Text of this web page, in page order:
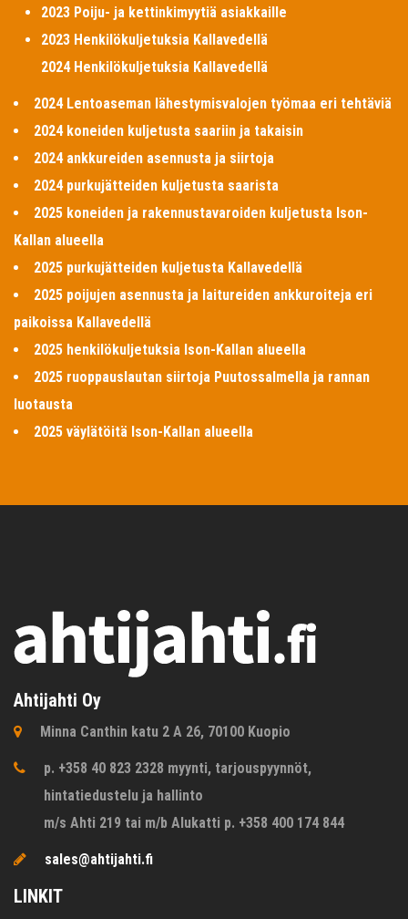
2023 Poiju- ja kettinkimyytiä asiakkaille
2023 Henkilökuljetuksia Kallavedellä
2024 Henkilökuljetuksia Kallavedellä
2024 Lentoaseman lähestymisvalojen työmaa eri tehtäviä
2024 koneiden kuljetusta saariin ja takaisin
2024 ankkureiden asennusta ja siirtoja
2024 purkujätteiden kuljetusta saarista
2025 koneiden ja rakennustavaroiden kuljetusta Ison-
Kallan alueella
2025 purkujätteiden kuljetusta Kallavedellä
2025 poijujen asennusta ja laitureiden ankkuroiteja eri
paikoissa Kallavedellä
2025 henkilökuljetuksia Ison-Kallan alueella
2025 ruoppauslautan siirtoja Puutossalmella ja rannan
luotausta
2025 väylätöitä Ison-Kallan alueella
Ahtijahti Oy
Minna Canthin katu 2 A 26, 70100 Kuopio
p. +358 40 823 2328 myynti, tarjouspyynnöt,
hintatiedustelu ja hallinto
m/s Ahti 219 tai m/b Alukatti p. +358 400 174 844
sales@ahtijahti.fi
LINKIT